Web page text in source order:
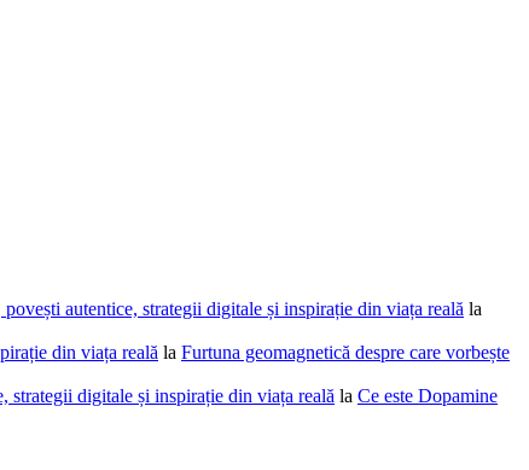
autentice, strategii digitale și inspirație din viața reală la
din viața reală la Furtuna geomagnetică despre care vorbește
strategii digitale și inspirație din viața reală la Ce este Dopamine